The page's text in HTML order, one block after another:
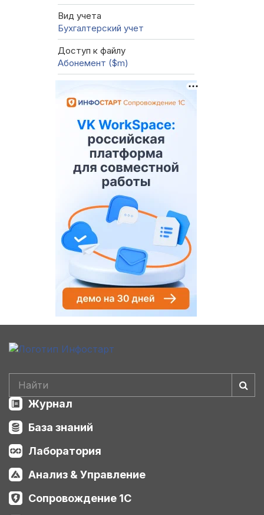
Вид учета
Бухгалтерский учет
Доступ к файлу
Абонемент ($m)
Журнал
База знаний
Лаборатория
Анализ & Управление
Сопровождение 1С